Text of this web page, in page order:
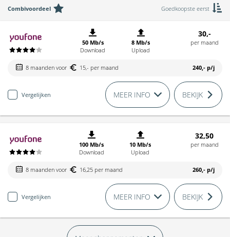
Combivoordeel Goedkoopste eerst
50 Mb/s
Download
8 Mb/s
Upload
30,-
per maand
8 maanden voor 15,- per maand 240,- p/j
Vergelijken MEER INFO BEKIJK
100 Mb/s
Download
10 Mb/s
Upload
32,50
per maand
8 maanden voor 16,25 per maand 260,- p/j
Vergelijken MEER INFO BEKIJK